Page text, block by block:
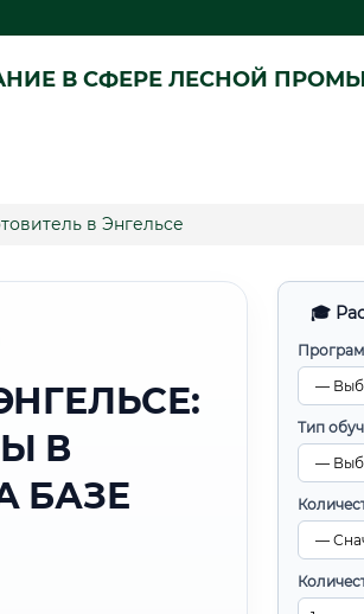
В СФЕРЕ ЛЕСНОЙ
в Энгельсе
🎓
Тип
В
БАЗЕ